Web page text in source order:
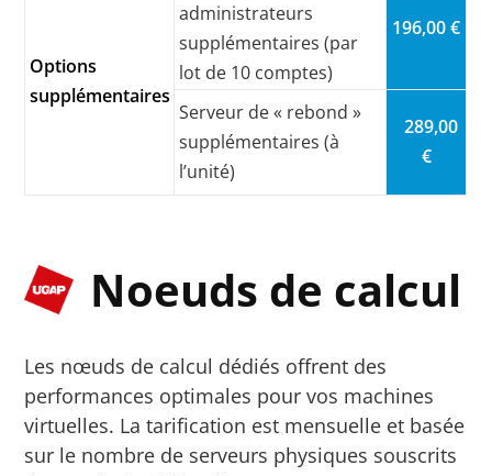
Options
supplémentaires
administrateurs
supplémentaires (par
lot de 10 comptes)
196,00 €
Serveur de « rebond »
supplémentaires (à
l’unité)
289,00
€
Noeuds de calcul
Les nœuds de calcul dédiés offrent des
performances optimales pour vos machines
virtuelles. La tarification est mensuelle et basée
sur le nombre de serveurs physiques souscrits